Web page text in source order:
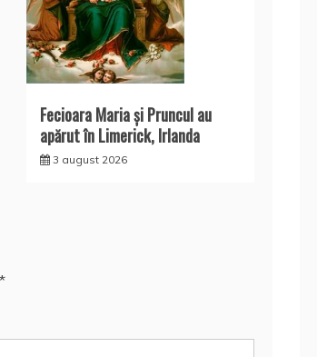
Fecioara Maria şi Pruncul au
apărut în Limerick, Irlanda
3 august 2026
*